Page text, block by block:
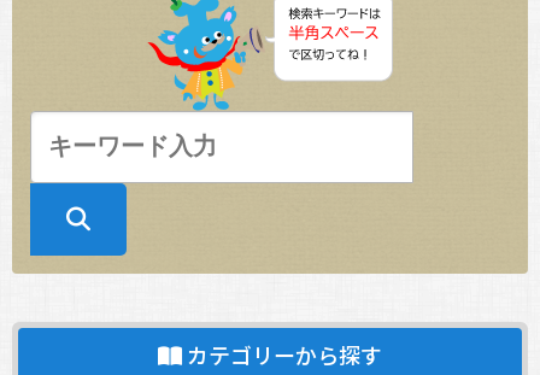
カテゴリーから探す